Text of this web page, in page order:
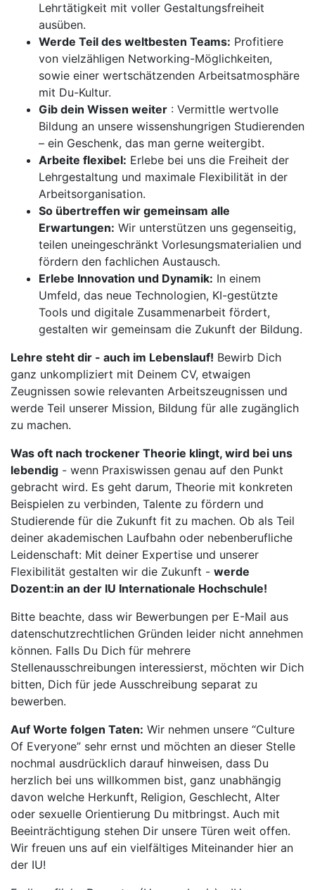
Lehrtätigkeit mit voller Gestaltungsfreiheit
ausüben.
Werde Teil des weltbesten Teams: Profitiere
von vielzähligen Networking-Möglichkeiten,
sowie einer wertschätzenden Arbeitsatmosphäre
mit Du-Kultur.
Gib dein Wissen weiter : Vermittle wertvolle
Bildung an unsere wissenshungrigen Studierenden
– ein Geschenk, das man gerne weitergibt.
Arbeite flexibel: Erlebe bei uns die Freiheit der
Lehrgestaltung und maximale Flexibilität in der
Arbeitsorganisation.
So übertreffen wir gemeinsam alle
Erwartungen: Wir unterstützen uns gegenseitig,
teilen uneingeschränkt Vorlesungsmaterialien und
fördern den fachlichen Austausch.
Erlebe Innovation und Dynamik: In einem
Umfeld, das neue Technologien, KI-gestützte
Tools und digitale Zusammenarbeit fördert,
gestalten wir gemeinsam die Zukunft der Bildung.
Lehre steht dir - auch im Lebenslauf! Bewirb Dich
ganz unkompliziert mit Deinem CV, etwaigen
Zeugnissen sowie relevanten Arbeitszeugnissen und
werde Teil unserer Mission, Bildung für alle zugänglich
zu machen.
Was oft nach trockener Theorie klingt, wird bei uns
lebendig - wenn Praxiswissen genau auf den Punkt
gebracht wird. Es geht darum, Theorie mit konkreten
Beispielen zu verbinden, Talente zu fördern und
Studierende für die Zukunft fit zu machen. Ob als Teil
deiner akademischen Laufbahn oder nebenberufliche
Leidenschaft: Mit deiner Expertise und unserer
Flexibilität gestalten wir die Zukunft - werde
Dozent:in an der IU Internationale Hochschule!
Bitte beachte, dass wir Bewerbungen per E-Mail aus
datenschutzrechtlichen Gründen leider nicht annehmen
können. Falls Du Dich für mehrere
Stellenausschreibungen interessierst, möchten wir Dich
bitten, Dich für jede Ausschreibung separat zu
bewerben.
Auf Worte folgen Taten: Wir nehmen unsere “Culture
Of Everyone” sehr ernst und möchten an dieser Stelle
nochmal ausdrücklich darauf hinweisen, dass Du
herzlich bei uns willkommen bist, ganz unabhängig
davon welche Herkunft, Religion, Geschlecht, Alter
oder sexuelle Orientierung Du mitbringst. Auch mit
Beeinträchtigung stehen Dir unsere Türen weit offen.
Wir freuen uns auf ein vielfältiges Miteinander hier an
der IU!